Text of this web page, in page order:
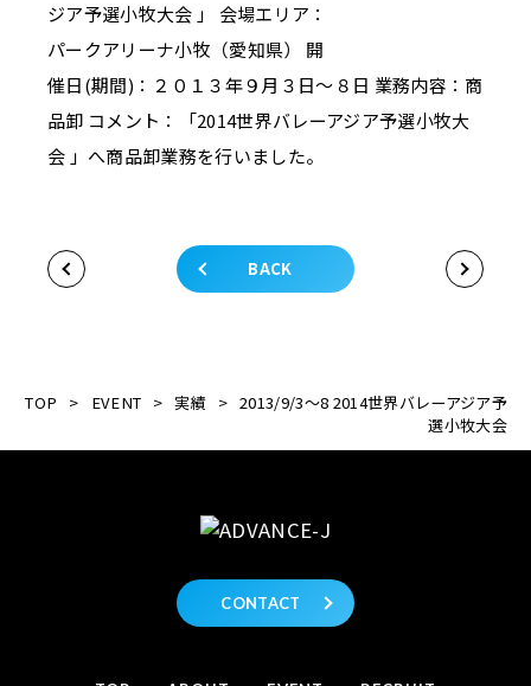
ジア予選小牧大会 」 会場エリア：
パークアリーナ小牧（愛知県） 開
催日(期間)：２０１３年９月３日～８日 業務内容：商
品卸 コメント：「2014世界バレーアジア予選小牧大
会 」へ商品卸業務を行いました。
BACK
TOP > EVENT > 実績 > 2013/9/3～8 2014世界バレーアジア予
選小牧大会
CONTACT